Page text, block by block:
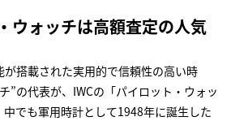
ウォッチは高額査定の人気
搭載された実用的で信頼性の高い時
”の代表が、IWCの「パイロット・ウォッ
でも軍用時計として1948年に誕生した